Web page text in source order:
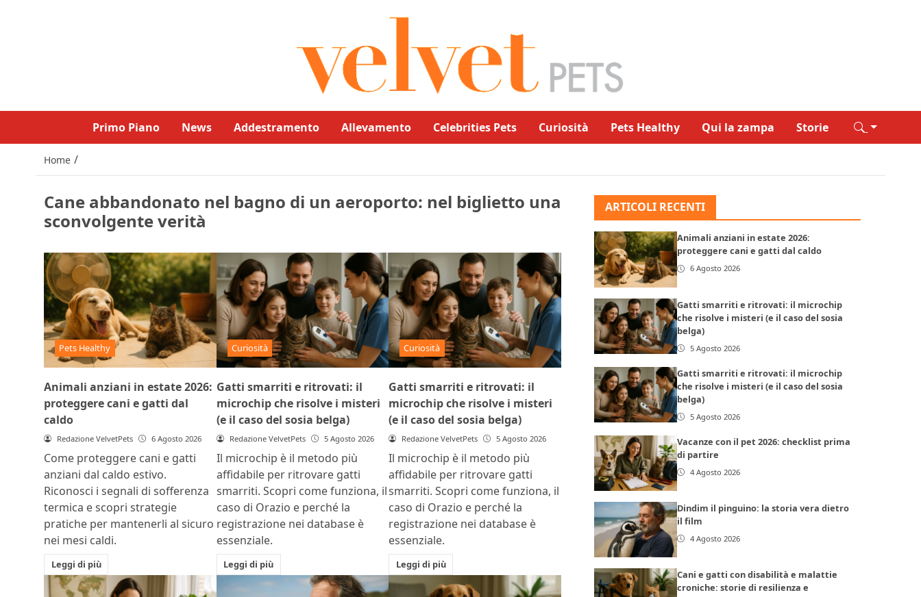
Primo Piano News Addestramento Allevamento Celebrities Pets Curiosità Pets Healthy Qui la zampa Storie
Home /
Cane abbandonato nel bagno di un aeroporto: nel biglietto una
sconvolgente verità
Pets Healthy
Animali anziani in estate 2026:
proteggere cani e gatti dal
caldo
Redazione VelvetPets 6 Agosto 2026
Come proteggere cani e gatti
anziani dal caldo estivo.
Riconosci i segnali di sofferenza
termica e scopri strategie
pratiche per mantenerli al sicuro
nei mesi caldi.
Leggi di più
Curiosità
Gatti smarriti e ritrovati: il
microchip che risolve i misteri
(e il caso del sosia belga)
Redazione VelvetPets 5 Agosto 2026
Il microchip è il metodo più
affidabile per ritrovare gatti
smarriti. Scopri come funziona, il
caso di Orazio e perché la
registrazione nei database è
essenziale.
Leggi di più
Curiosità
Gatti smarriti e ritrovati: il
microchip che risolve i misteri
(e il caso del sosia belga)
Redazione VelvetPets 5 Agosto 2026
Il microchip è il metodo più
affidabile per ritrovare gatti
smarriti. Scopri come funziona, il
caso di Orazio e perché la
registrazione nei database è
essenziale.
Leggi di più
ARTICOLI RECENTI
Animali anziani in estate 2026:
proteggere cani e gatti dal caldo
6 Agosto 2026
Gatti smarriti e ritrovati: il microchip
che risolve i misteri (e il caso del sosia
belga)
5 Agosto 2026
Gatti smarriti e ritrovati: il microchip
che risolve i misteri (e il caso del sosia
belga)
5 Agosto 2026
Vacanze con il pet 2026: checklist prima
di partire
4 Agosto 2026
Dindim il pinguino: la storia vera dietro
il film
4 Agosto 2026
Cani e gatti con disabilità e malattie
croniche: storie di resilienza e